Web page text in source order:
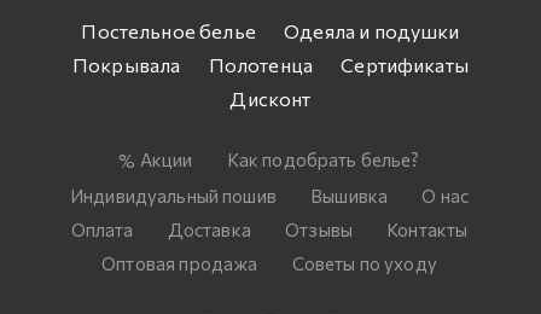
Постельное белье
Одеяла и подушки
Покрывала
Полотенца
Сертификаты
Дисконт
Акции
Как подобрать белье?
Индивидуальный пошив
Вышивка
О нас
Оплата
Доставка Отзывы
Контакты
Оптовая продажа
Советы по уходу